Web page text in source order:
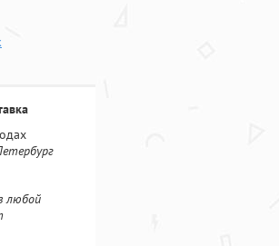
любой